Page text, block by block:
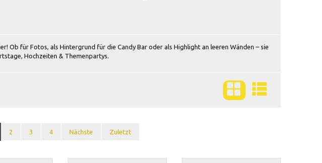
Ob für Fotos, als Hintergrund für die Candy Bar oder als Highlight an leeren Wänden – sie
Hochzeiten & Themenpartys.
2 3 4 Nächste Zuletzt